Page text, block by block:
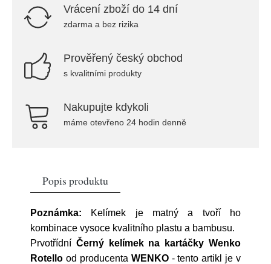
Vrácení zboží do 14 dní
zdarma a bez rizika
Prověřený český obchod
s kvalitními produkty
Nakupujte kdykoli
máme otevřeno 24 hodin denně
Popis produktu
Poznámka: Kelímek je matný a tvoří ho
kombinace vysoce kvalitního plastu a bambusu.
Prvotřídní Černý kelímek na kartáčky Wenko
Rotello od producenta WENKO- tento artikl je v